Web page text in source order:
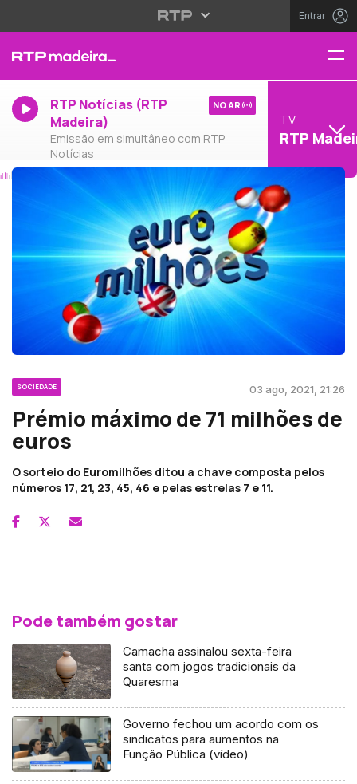
Entrar
RTP Notícias (RTP
Madeira)
Emissão em simultâneo com RTP
Notícias
NO AR
TV
RTP
SOCIEDADE 03 ago, 2021, 21:26
Prémio máximo de 71 milhões de
euros
O sorteio do Euromilhões ditou a chave composta pelos
números 17, 21, 23, 45, 46 e pelas estrelas 7 e 11.
Pode também gostar
Camacha assinalou sexta-feira
santa com jogos tradicionais da
Quaresma
Governo fechou um acordo com os
sindicatos para aumentos na
Função Pública (vídeo)